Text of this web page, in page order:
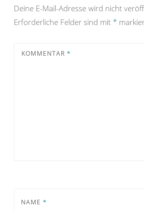
Deine E-Mail-Adresse wird nicht
Erforderliche Felder sind mit *
KOMMENTAR *
NAME *